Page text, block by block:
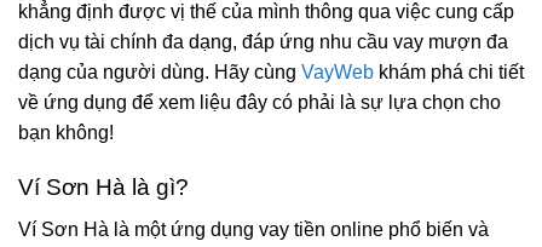
khẳng định được vị thế của mình thông qua việc cung cấp
dịch vụ tài chính đa dạng, đáp ứng nhu cầu vay mượn đa
dạng của người dùng. Hãy cùng VayWeb khám phá chi tiết
về ứng dụng để xem liệu đây có phải là sự lựa chọn cho
bạn không!
Ví Sơn Hà là gì?
Ví Sơn Hà là một ứng dụng vay tiền online phổ biến và